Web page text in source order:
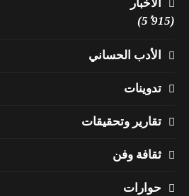
الأخبار
(5٬915)
الأدب الحساني
تدوينات
تقارير وتحقيقات
ثقافة وفن
حوارات